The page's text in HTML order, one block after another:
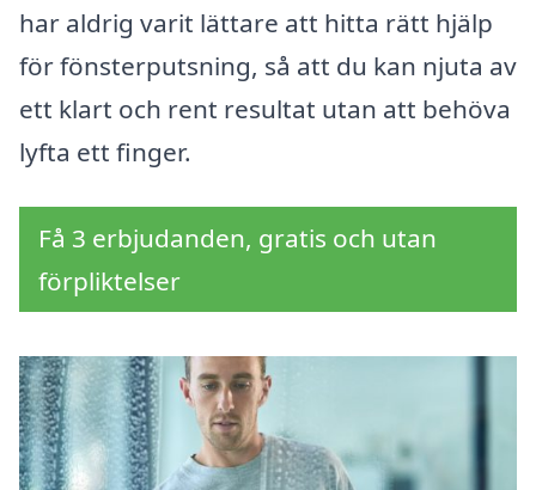
har aldrig varit lättare att hitta rätt hjälp
för fönsterputsning, så att du kan njuta av
ett klart och rent resultat utan att behöva
lyfta ett finger.
Få 3 erbjudanden, gratis och utan
förpliktelser